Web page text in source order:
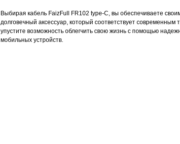
Выбирая кабель FaizFull FR102 type-C, вы обеспечиваете
долговечный аксессуар, который соответствует
упустите возможность облегчить свою жизнь с помощью
мобильных устройств.